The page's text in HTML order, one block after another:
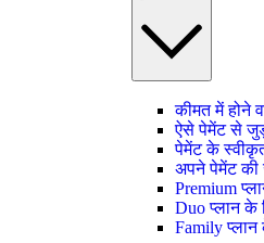
कीमत में होने
ऐसे पेमेंट से
पेमेंट के
अपने पेमेंट की
Premium
Duo प्लान के
Family